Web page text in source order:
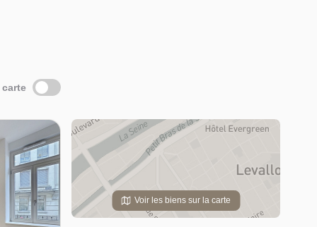
Voir les biens sur la carte